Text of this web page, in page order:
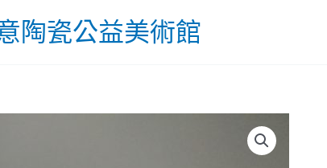
陶瓷公益美術館